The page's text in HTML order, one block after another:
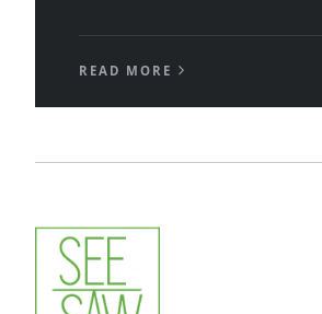
READ MORE